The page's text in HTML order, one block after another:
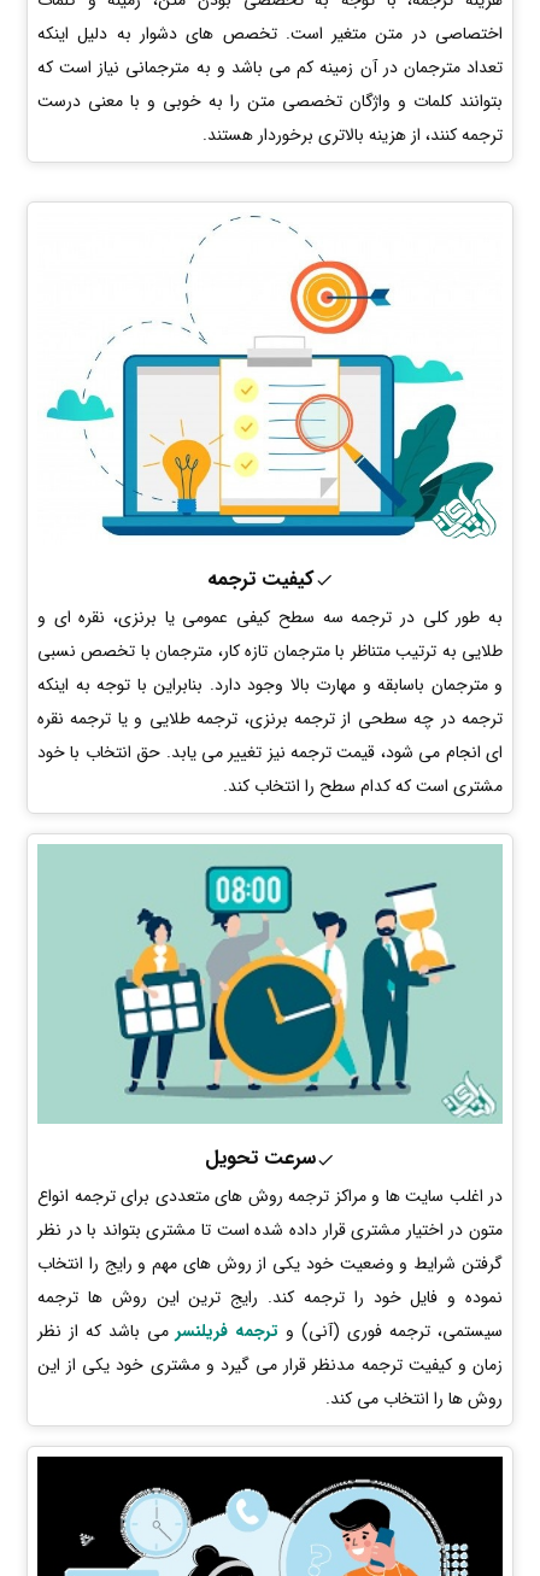
اختصاصی در متن متغیر است. تخصص های دشوار به دلیل اینکه
تعداد مترجمان در آن زمینه کم می باشد و به مترجمانی نیاز است که
بتوانند کلمات و واژگان تخصصی متن را به خوبی و با معنی درست
ترجمه کنند، از هزینه بالاتری برخوردار هستند.
کیفیت ترجمه
به طور کلی در ترجمه سه سطح کیفی عمومی یا برنزی، نقره ای و
طلایی به ترتیب متناظر با مترجمان تازه کار، مترجمان با تخصص نسبی
و مترجمان باسابقه و مهارت بالا وجود دارد. بنابراین با توجه به اینکه
ترجمه در چه سطحی از ترجمه برنزی، ترجمه طلایی و یا ترجمه نقره
ای انجام می شود، قیمت ترجمه نیز تغییر می یابد. حق انتخاب با خود
مشتری است که کدام سطح را انتخاب کند.
سرعت تحویل
در اغلب سایت ها و مراکز ترجمه روش های متعددی برای ترجمه انواع
متون در اختیار مشتری قرار داده شده است تا مشتری بتواند با در نظر
گرفتن شرایط و وضعیت خود یکی از روش های مهم و رایج را انتخاب
نموده و فایل خود را ترجمه کند. رایج ترین این روش ها ترجمه
سیستمی، ترجمه فوری (آنی) و ترجمه فریلنسر می باشد که از نظر
زمان و کیفیت ترجمه مدنظر قرار می گیرد و مشتری خود یکی از این
روش ها را انتخاب می کند.